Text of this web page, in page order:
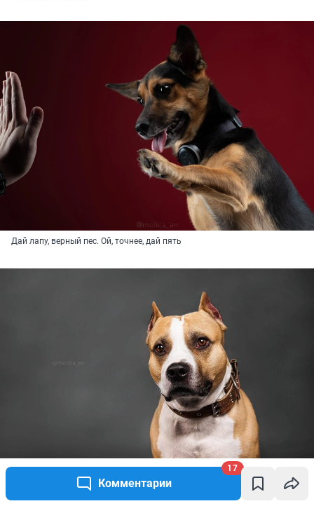
Комментарии
17
Дай лапу, верный пес. Ой, точнее, дай пять
Только посмотрите в эти преданные глаза